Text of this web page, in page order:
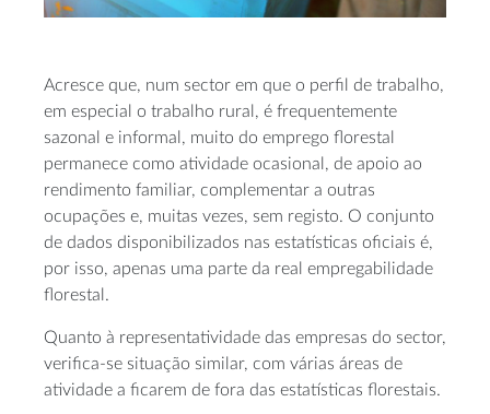
Acresce que, num sector em que o perfil de trabalho,
em especial o trabalho rural, é frequentemente
sazonal e informal, muito do emprego florestal
permanece como atividade ocasional, de apoio ao
rendimento familiar, complementar a outras
ocupações e, muitas vezes, sem registo. O conjunto
de dados disponibilizados nas estatísticas oficiais é,
por isso, apenas uma parte da real empregabilidade
florestal.
Quanto à representatividade das empresas do sector,
verifica-se situação similar, com várias áreas de
atividade a ficarem de fora das estatísticas florestais.